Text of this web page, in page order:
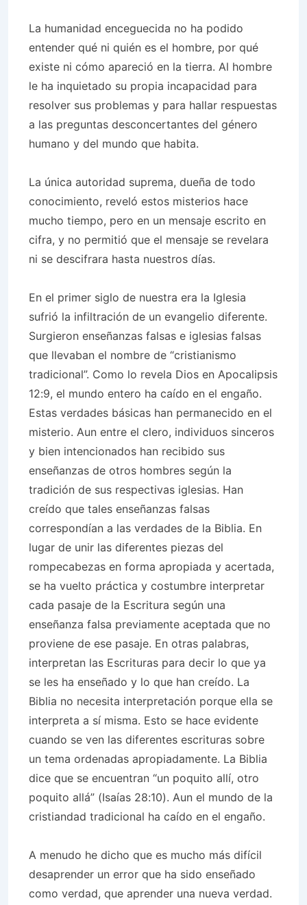
La humanidad enceguecida no ha podido
entender qué ni quién es el hombre, por qué
existe ni cómo apareció en la tierra. Al hombre
le ha inquietado su propia incapacidad para
resolver sus problemas y para hallar respuestas
a las preguntas desconcertantes del género
humano y del mundo que habita.
La única autoridad suprema, dueña de todo
conocimiento, reveló estos misterios hace
mucho tiempo, pero en un mensaje escrito en
cifra, y no permitió que el mensaje se revelara
ni se descifrara hasta nuestros días.
En el primer siglo de nuestra era la Iglesia
sufrió la infiltración de un evangelio diferente.
Surgieron enseñanzas falsas e iglesias falsas
que llevaban el nombre de “cristianismo
tradicional”. Como lo revela Dios en Apocalipsis
12:9, el mundo entero ha caído en el engaño.
Estas verdades básicas han permanecido en el
misterio. Aun entre el clero, individuos sinceros
y bien intencionados han recibido sus
enseñanzas de otros hombres según la
tradición de sus respectivas iglesias. Han
creído que tales enseñanzas falsas
correspondían a las verdades de la Biblia. En
lugar de unir las diferentes piezas del
rompecabezas en forma apropiada y acertada,
se ha vuelto práctica y costumbre interpretar
cada pasaje de la Escritura según una
enseñanza falsa previamente aceptada que no
proviene de ese pasaje. En otras palabras,
interpretan las Escrituras para decir lo que ya
se les ha enseñado y lo que han creído. La
Biblia no necesita interpretación porque ella se
interpreta a sí misma. Esto se hace evidente
cuando se ven las diferentes escrituras sobre
un tema ordenadas apropiadamente. La Biblia
dice que se encuentran “un poquito allí, otro
poquito allá” (Isaías 28:10). Aun el mundo de la
cristiandad tradicional ha caído en el engaño.
A menudo he dicho que es mucho más difícil
desaprender un error que ha sido enseñado
como verdad, que aprender una nueva verdad.